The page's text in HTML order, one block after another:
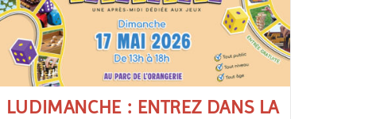
LUDIMANCHE : ENTREZ DANS LA